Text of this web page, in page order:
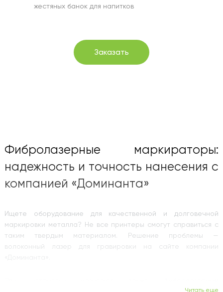
жестяных банок для напитков
Заказать
Фибролазерные маркираторы:
надежность и точность нанесения с
компанией «Доминанта»
Ищете оборудование для качественной и долговечной
маркировки металла? Не все принтеры смогут справиться с
таким твердым материалом. Решение проблемы —
волоконный лазер для гравировки на сайте компании
Читать еще